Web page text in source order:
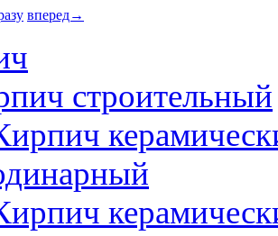
вперед→
строительный